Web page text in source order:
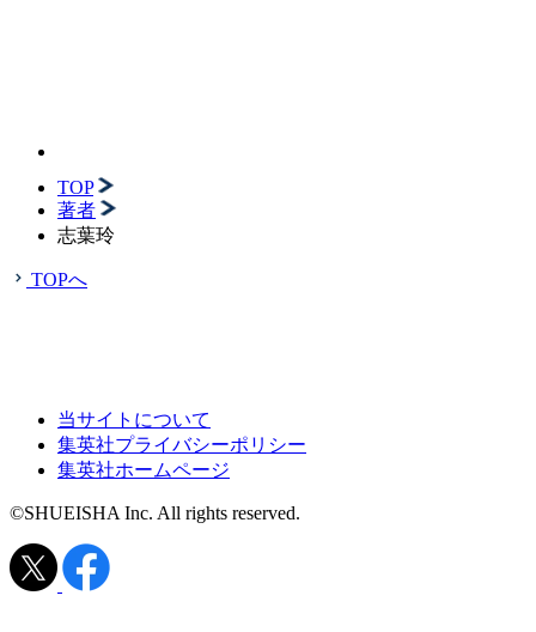
TOP
著者
志葉玲
TOPへ
当サイトについて
集英社プライバシーポリシー
集英社ホームページ
©SHUEISHA Inc. All rights reserved.